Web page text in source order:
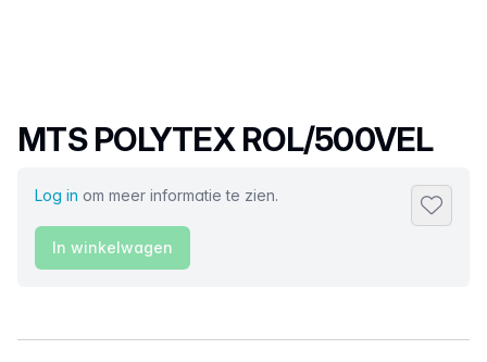
Productnaam
MTS POLYTEX ROL/500VEL
Log in om meer informatie te zien.
In winkelwagen